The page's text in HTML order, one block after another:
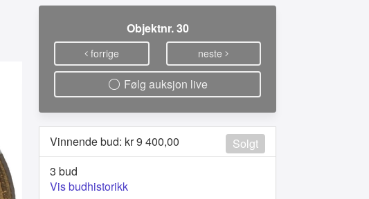
Objektnr. 30
forrige neste
Følg auksjon live
Solgt
Vinnende bud: kr9 400,00
3 bud
Vis budhistorikk